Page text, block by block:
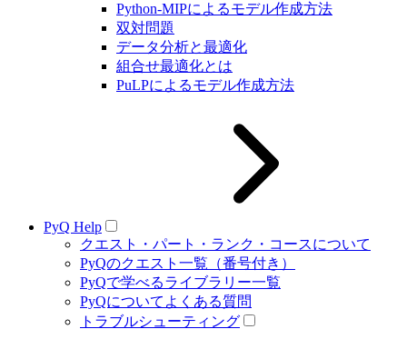
Python-MIPによるモデル作成方法
双対問題
データ分析と最適化
組合せ最適化とは
PuLPによるモデル作成方法
PyQ Help
クエスト・パート・ランク・コースについて
PyQのクエスト一覧（番号付き）
PyQで学べるライブラリー一覧
PyQについてよくある質問
トラブルシューティング